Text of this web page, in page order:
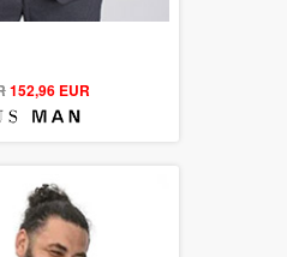
5
152,96 EUR